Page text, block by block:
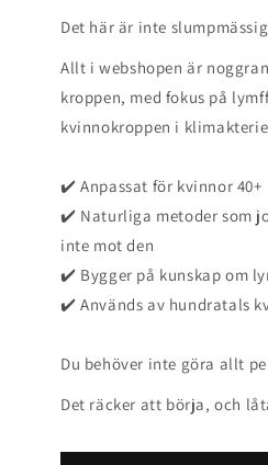
Det här är inte
Allt i webshopen är
kroppen, med fokus på
kvinnokroppen i
✔️ Anpassat för kvinnor 40+
✔️ Naturliga metoder som
inte mot den
✔️ Bygger på kunskap om
✔️ Används av hundratals
Du behöver inte göra allt
Det räcker att börja, och